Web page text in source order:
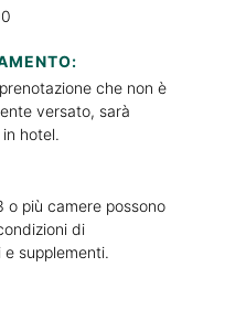
che non è
versato, sarà
hotel.
o più camere possono
di
supplementi.